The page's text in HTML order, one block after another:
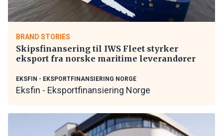
BRAND STORIES
Skipsfinansering til IWS Fleet styrker
eksport fra norske maritime leverandører
EKSFIN - EKSPORTFINANSIERING NORGE
Eksfin - Eksportfinansiering Norge